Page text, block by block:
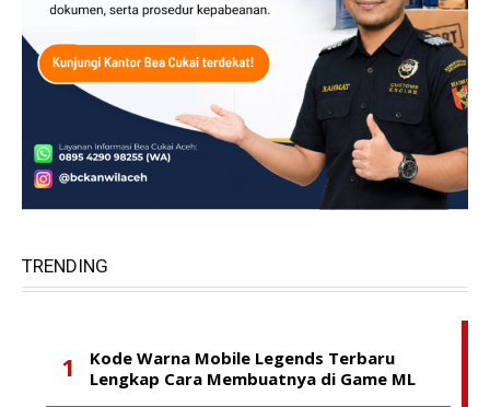
TRENDING
Kode Warna Mobile Legends Terbaru
Lengkap Cara Membuatnya di Game ML